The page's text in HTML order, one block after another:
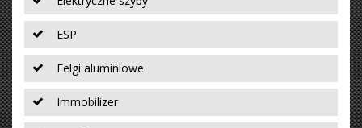
ESP
Felgi aluminiowe
Immobilizer